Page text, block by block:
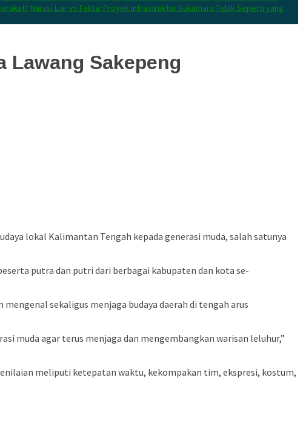
Narasi Liar vs Fakta: Proyek Infrastruktur Sukamara Tidak Seperti yang
Lawang Sakepeng
lokal Kalimantan Tengah kepada generasi muda, salah satunya
putra dan putri dari berbagai kabupaten dan kota se-
sekaligus menjaga budaya daerah di tengah arus
muda agar terus menjaga dan mengembangkan warisan leluhur,”
meliputi ketepatan waktu, kekompakan tim, ekspresi, kostum,